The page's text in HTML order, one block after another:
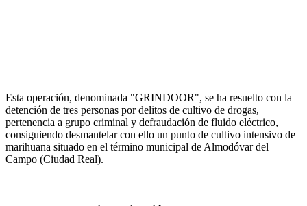
Esta operación, denominada "GRINDOOR", se ha resuelto con la
detención de tres personas por delitos de cultivo de drogas,
pertenencia a grupo criminal y defraudación de fluido eléctrico,
consiguiendo desmantelar con ello un punto de cultivo intensivo de
marihuana situado en el término municipal de Almodóvar del
Campo (Ciudad Real).